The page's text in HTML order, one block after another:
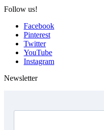
Follow us!
Facebook
Pinterest
Twitter
YouTube
Instagram
Newsletter